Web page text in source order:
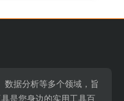
数据分析等多个领域，旨
是您身边的实用工具百